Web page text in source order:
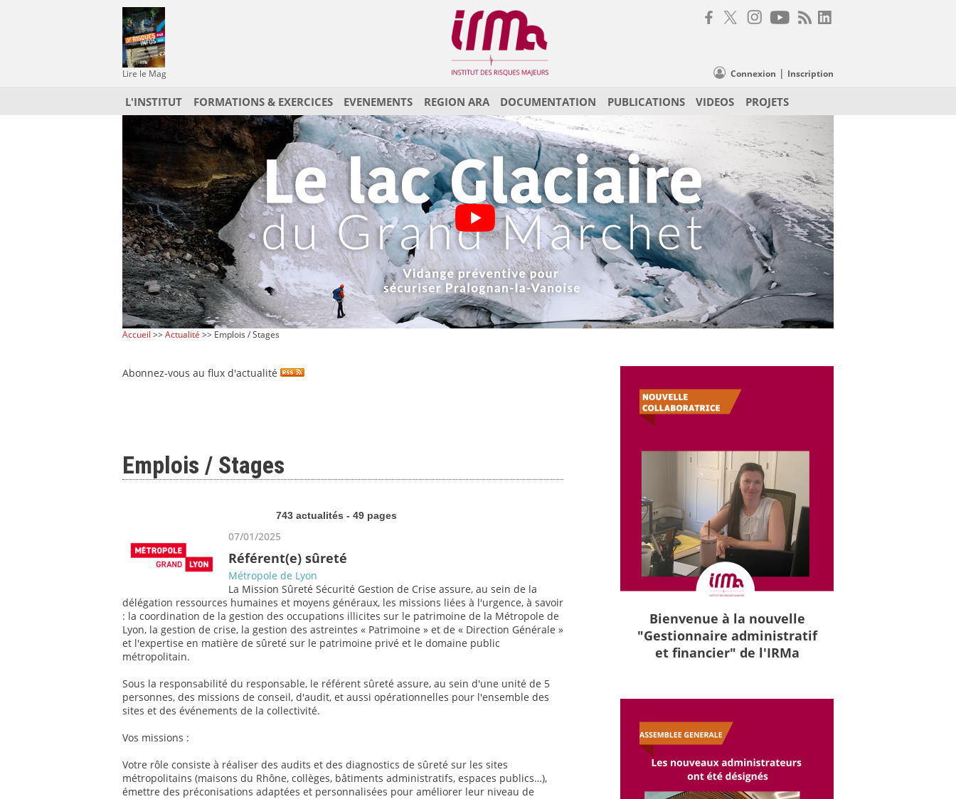
Lire le Mag Connexion | Inscription
L'INSTITUT FORMATIONS & EXERCICES EVENEMENTS REGION ARA DOCUMENTATION PUBLICATIONS VIDEOS PROJETS
Accueil >>Actualité >> Emplois / Stages
Abonnez-vous au flux d'actualité
Emplois / Stages
743 actualités - 49 pages
07/01/2025
Référent(e) sûreté
Métropole de Lyon
La Mission Sûreté Sécurité Gestion de Crise assure, au sein de la
délégation ressources humaines et moyens généraux, les missions liées à l'urgence, à savoir
: la coordination de la gestion des occupations illicites sur le patrimoine de la Métropole de
Lyon, la gestion de crise, la gestion des astreintes « Patrimoine » et de « Direction Générale »
et l'expertise en matière de sûreté sur le patrimoine privé et le domaine public
métropolitain.
Sous la responsabilité du responsable, le référent sûreté assure, au sein d'une unité de 5
personnes, des missions de conseil, d'audit, et aussi opérationnelles pour l'ensemble des
sites et des événements de la collectivité.
Vos missions :
Votre rôle consiste à réaliser des audits et des diagnostics de sûreté sur les sites
métropolitains (maisons du Rhône, collèges, bâtiments administratifs, espaces publics…),
émettre des préconisations adaptées et personnalisées pour améliorer leur niveau de
Bienvenue à la nouvelle
"Gestionnaire administratif
et financier" de l'IRMa